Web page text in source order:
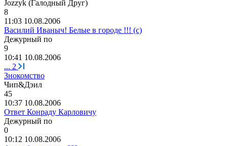
Jozzyk (Галодный Друг)
8
11:03 10.08.2006
Василий Иваныч! Белые в городе !!! (с)
Дежурный по
9
10:41 10.08.2006
... 2
Знокомство
Чип&Дэил
45
10:37 10.08.2006
Ответ Конраду Карловичу
Дежурный по
0
10:12 10.08.2006